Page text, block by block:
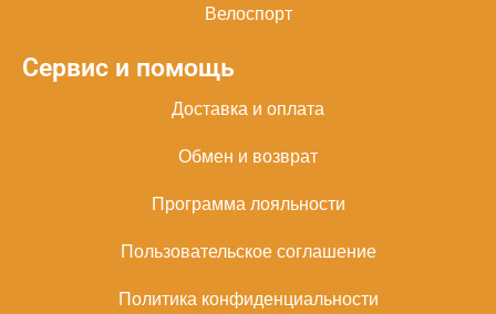
Велоспорт
Сервис и помощь
Доставка и оплата
Обмен и возврат
Программа лояльности
Пользовательское соглашение
Политика конфиденциальности